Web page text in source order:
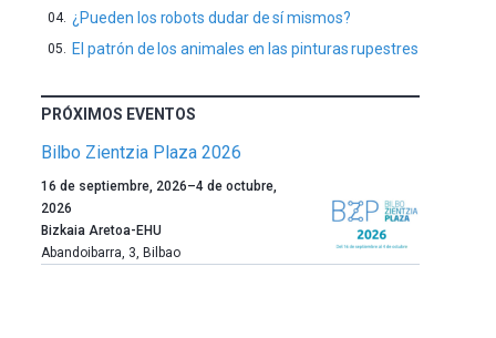
¿Pueden los robots dudar de sí mismos?
El patrón de los animales en las pinturas rupestres
PRÓXIMOS EVENTOS
Bilbo Zientzia Plaza 2026
Un
año
más,
Bilbao
16 de septiembre, 2026–4 de octubre,
2026
Bizkaia Aretoa-EHU
Abandoibarra, 3, Bilbao